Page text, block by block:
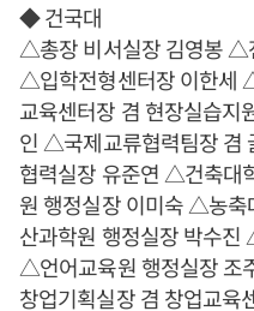
◆ 건국대
△총장 비서실장 김영봉 △
△입학전형센터장 이한세
교육센터장 겸 현장실습
인 △국제교류협력팀장 겸
협력실장 유준연 △건축대
원 행정실장 이미숙 △농
산과학원 행정실장 박수
△언어교육원 행정실장
창업기획실장 겸 창업교